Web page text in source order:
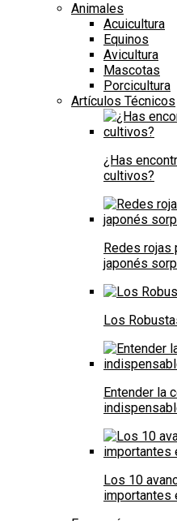
Animales
Acuicultura
Equinos
Avicultura
Mascotas
Porcicultura
Artículos Técnicos
¿Has
cultivos?
Redes
japonés
Los
Entender la
Los 10
importantes